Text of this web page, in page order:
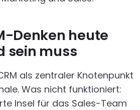
Denken heute
sein muss
als zentraler Knotenpunkt
Was nicht funktioniert:
Insel für das Sales-Team